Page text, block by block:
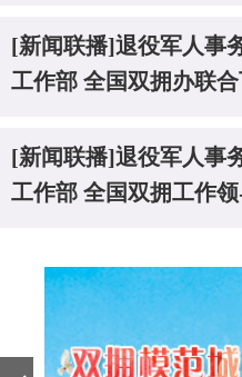
[新闻联播]退役军人事
工作部 全国双拥办联
[新闻联播]退役军人事
工作部 全国双拥工作